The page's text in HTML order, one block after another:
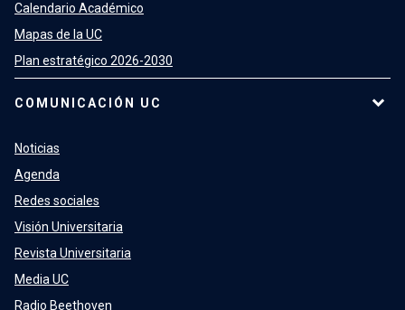
Calendario Académico
Mapas de la UC
Plan estratégico 2026-2030
COMUNICACIÓN UC
Noticias
Agenda
Redes sociales
Visión Universitaria
Revista Universitaria
Media UC
Radio Beethoven